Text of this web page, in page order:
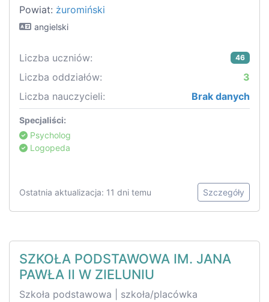
Powiat: żuromiński
angielski
Liczba uczniów: 46
Liczba oddziałów:
3
Liczba nauczycieli:
Brak danych
Specjaliści:
Psycholog
Logopeda
Ostatnia aktualizacja: 11 dni temu Szczegóły
SZKOŁA PODSTAWOWA IM. JANA
PAWŁA II W ZIELUNIU
Szkoła podstawowa | szkoła/placówka